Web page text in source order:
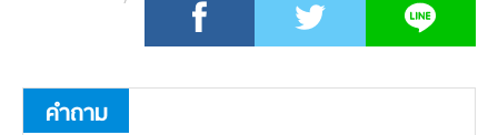
คำถาม